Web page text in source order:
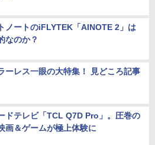
ノートのiFLYTEK「AINOTE 2」は
なのか？
ーレス一眼の大特集！ 見どころ記事
ドテレビ「TCL Q7D Pro」。圧巻の
画＆ゲームが極上体験に